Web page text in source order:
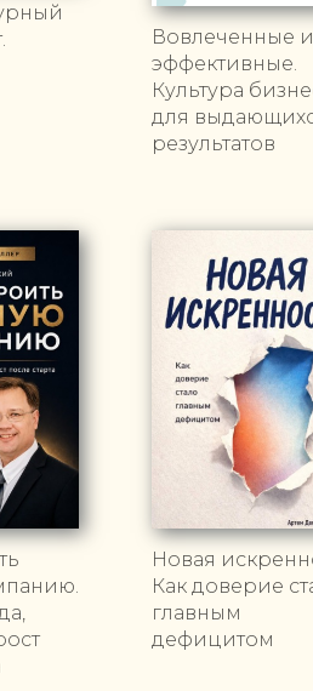
Вовлеченные и
эффективные.
Культура
для
результатов
Новая
Как доверие
главным
дефицитом